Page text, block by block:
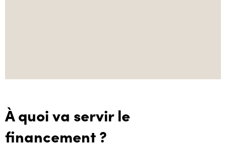
À quoi va servir le
financement ?